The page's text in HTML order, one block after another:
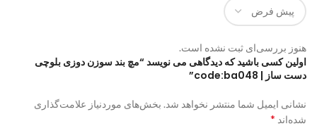
هنوز بررسی‌ای ثبت نشده است.
اولین کسی باشید که دیدگاهی می نویسد “مچ بند سوزن دوزی بلوچی
دست ساز | code:ba048”
نشانی ایمیل شما منتشر نخواهد شد. بخش‌های موردنیاز علامت‌گذاری
شده‌اند *